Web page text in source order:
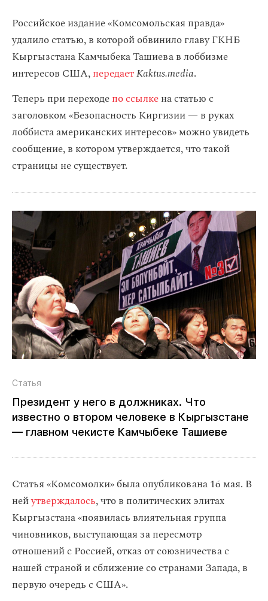
Российское издание «Комсомольская правда»
удалило статью, в которой обвинило главу ГКНБ
Кыргызстана Камчыбека Ташиева в лоббизме
интересов США,передаетKaktus.media.
Теперь при переходепо ссылкена статью с
заголовком «Безопасность Киргизии — в руках
лоббиста американских интересов» можно увидеть
сообщение, в котором утверждается, что такой
страницы не существует.
Статья
Президент у него в должниках. Что
известно о втором человеке в Кыргызстане
— главном чекисте Камчыбеке Ташиеве
Статья «Комсомолки» была опубликована 16 мая. В
нейутверждалось, что в политических элитах
Кыргызстана «появилась влиятельная группа
чиновников, выступающая за пересмотр
отношений с Россией, отказ от союзничества с
нашей страной и сближение со странами Запада, в
первую очередь с США».